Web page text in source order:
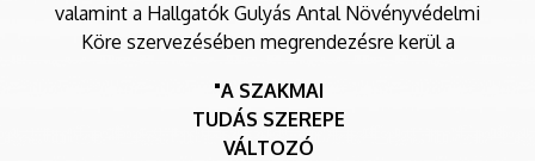
valamint a Hallgatók Gulyás Antal Növényvédelmi
Köre szervezésében megrendezésre kerül a
"A SZAKMAI
TUDÁS SZEREPE
VÁLTOZÓ